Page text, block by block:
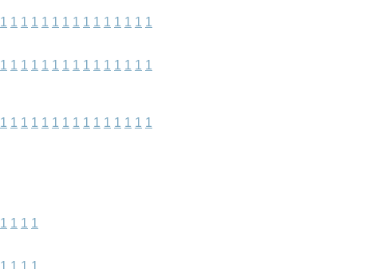
1 1 1 1 1 1 1 1 1 1 1 1 1 1 1
1 1 1 1 1 1 1 1 1 1 1 1 1 1 1
1 1 1 1 1 1 1 1 1 1 1 1 1 1 1
1 1 1 1